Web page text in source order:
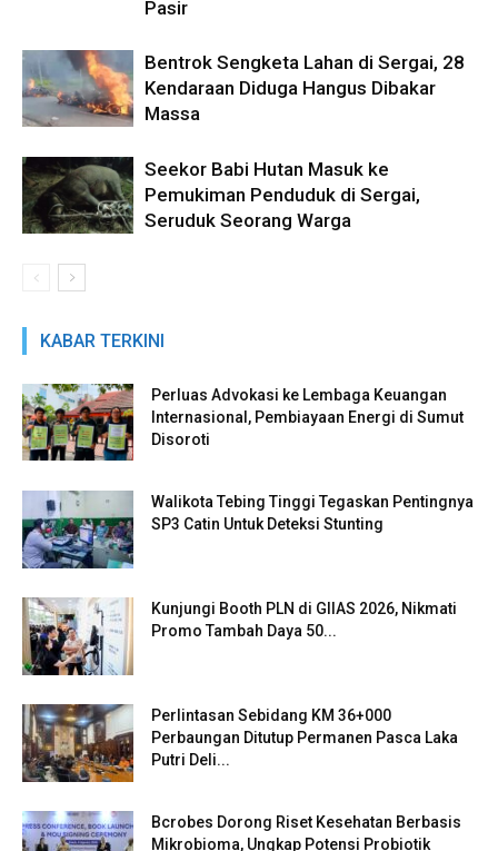
Pasir
Bentrok Sengketa Lahan di Sergai, 28
Kendaraan Diduga Hangus Dibakar
Massa
Seekor Babi Hutan Masuk ke
Pemukiman Penduduk di Sergai,
Seruduk Seorang Warga
KABAR TERKINI
Perluas Advokasi ke Lembaga Keuangan
Internasional, Pembiayaan Energi di Sumut
Disoroti
Walikota Tebing Tinggi Tegaskan Pentingnya
SP3 Catin Untuk Deteksi Stunting
Kunjungi Booth PLN di GIIAS 2026, Nikmati
Promo Tambah Daya 50...
Perlintasan Sebidang KM 36+000
Perbaungan Ditutup Permanen Pasca Laka
Putri Deli...
Bcrobes Dorong Riset Kesehatan Berbasis
Mikrobioma, Ungkap Potensi Probiotik